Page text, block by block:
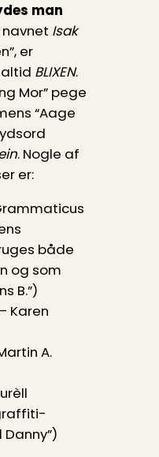
man
Isak
er
BLIXEN.
Mor” pege
“Aage
. Nogle af
er:
både
og som
B.”)
Karen
A.